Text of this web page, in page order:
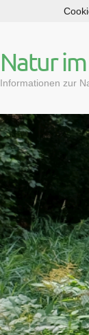
p
t
c
o
n
t
e
n
t
Natur
Informationen zur